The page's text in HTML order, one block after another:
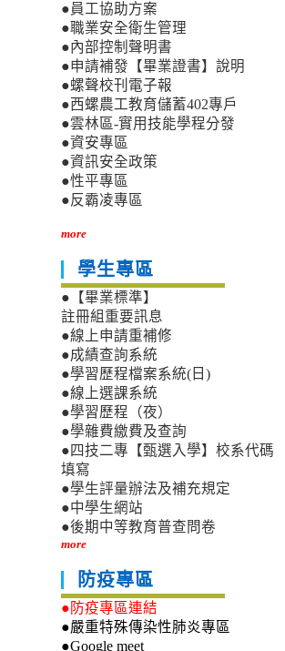
●員工協助方案
●職業安全衛生管理
●內部控制聲明書
●申請補發【畢業證書】說明
●螺聲校刊電子報
●西螺農工教育儲蓄402專戶
●雲林區-實用技能學程分發
●資安專區
●資訊安全政策
●性平專區
●反霸凌專區
more
學生專區
●【畢業標準】
註冊組重要訊息
●線上申請重補修
●成績查詢系統
●學習歷程檔案系統(日)
●線上選課系統
●學習歷程（夜）
●學雜費繳費及查詢
●四技二專【甄選入學】校系代碼
填寫
●學生評量辦法及補充規定
●中學生網站
●後期中等教育普查問卷
more
防疫專區
●防疫專區連結
●嚴重特殊傳染性肺炎專區
●Google meet